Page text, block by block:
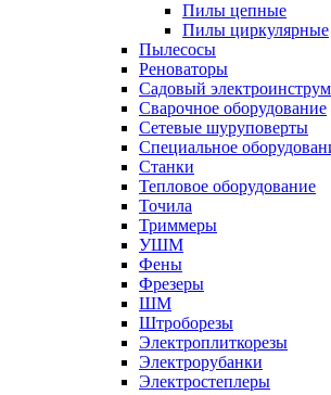
Пилы цепные
Пилы циркулярные
Пылесосы
Реноваторы
Садовый
Сварочное оборудование
Сетевые шуруповерты
Специальное
Станки
Тепловое оборудование
Точила
Триммеры
УШМ
Фены
Фрезеры
ШМ
Штроборезы
Электроплиткорезы
Электрорубанки
Электростеплеры